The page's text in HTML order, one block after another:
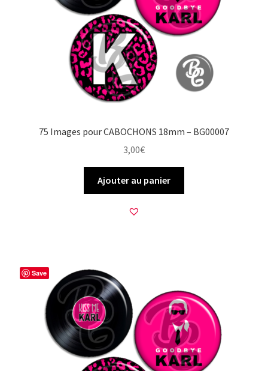
75 Images pour CABOCHONS 18mm – BG00007
3,00€
Ajouter au panier
Save